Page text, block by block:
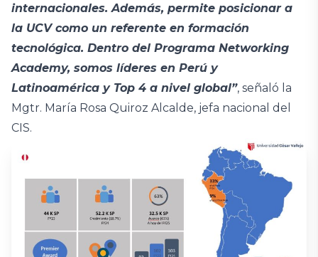
internacionales. Además, permite posicionar a
la UCV como un referente en formación
tecnológica. Dentro del Programa Networking
Academy, somos líderes en Perú y
Latinoamérica y Top 4 a nivel global”, señaló la
Mgtr. María Rosa Quiroz Alcalde, jefa nacional del
CIS.